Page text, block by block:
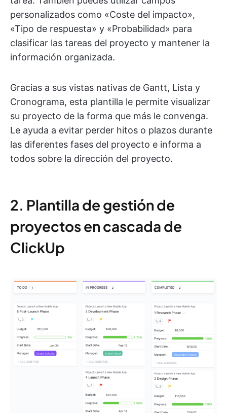
personalizados como «Coste del impacto»,
«Tipo de respuesta» y «Probabilidad» para
clasificar las tareas del proyecto y mantener la
información organizada.
Gracias a sus vistas nativas de Gantt, Lista y
Cronograma, esta plantilla le permite visualizar
su proyecto de la forma que más le convenga.
Le ayuda a evitar perder hitos o plazos durante
las diferentes fases del proyecto e informa a
todos sobre la dirección del proyecto.
2. Plantilla de gestión de
proyectos en cascada de
ClickUp